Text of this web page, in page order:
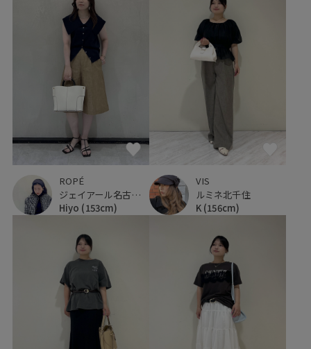
ROPÉ
ジェイアール名古屋タカシマヤ
Hiyo (153cm)
VIS
ルミネ北千住
K (156cm)